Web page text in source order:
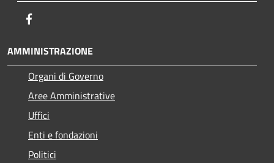
AMMINISTRAZIONE
Organi di Governo
Aree Amministrative
Uffici
Enti e fondazioni
Politici